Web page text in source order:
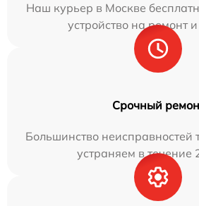
Наш курьер в Москве
устройство на ремонт
Срочный
Большинство неисправностей
устраняем в течение